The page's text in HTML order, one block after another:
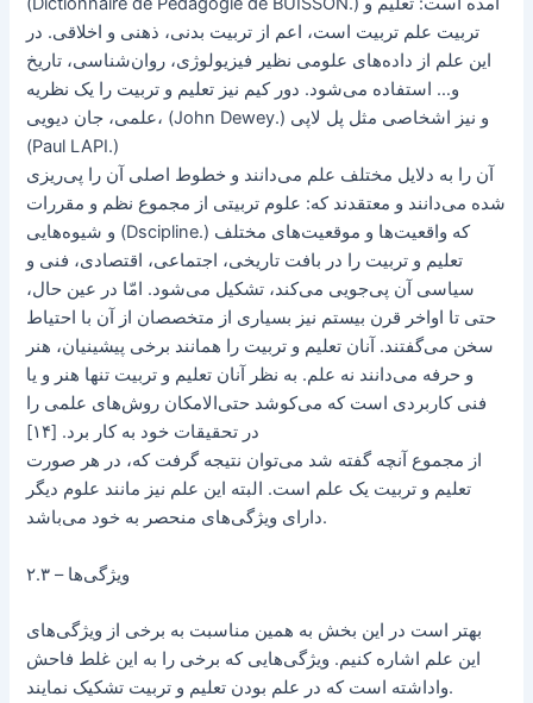
تربیت علم تربیت است، اعم از تربیت بدنی، ذهنی و اخلاقی. در
این علم از داده‌های علومی نظیر فیزیولوژی، روان‌شناسی، تاریخ
و… استفاده می‌شود. دور کیم نیز تعلیم و تربیت را یک نظریه
علمی، جان دیویی، (John Dewey.) و نیز اشخاصی مثل پل لاپی
(Paul LAPI.)
آن را به دلایل مختلف علم می‌دانند و خطوط اصلی آن را پی‌ریزی
شده می‌دانند و معتقدند که: علوم تربیتی از مجموع نظم و مقررات
و شیوه‌هایی (Dscipline.) که واقعیت‌ها و موقعیت‌های مختلف
تعلیم و تربیت را در بافت تاریخی، اجتماعی، اقتصادی، فنی و
سیاسی آن پی‌جویی می‌کند، تشکیل می‌شود. امّا در عین حال،
حتی تا اواخر قرن بیستم نیز بسیاری از متخصصان از آن با احتیاط
سخن می‌گفتند. آنان تعلیم و تربیت را همانند برخی پیشینیان، هنر
و حرفه می‌دانند نه علم. به نظر آنان تعلیم و تربیت تنها هنر و یا
فنی کاربردی است که می‌کوشد حتی‌الامکان روش‌های علمی را
در تحقیقات خود به کار برد. [۱۴]
از مجموع آنچه گفته شد می‌توان نتیجه گرفت که، در هر صورت
تعلیم و تربیت یک علم است. البته این علم نیز مانند علوم دیگر
دارای ویژگی‌های منحصر به خود می‌باشد.
۲.۳ – ویژگی‌ها
بهتر است در این بخش به همین مناسبت به برخی از ویژگی‌های
این علم اشاره کنیم. ویژگی‌هایی که برخی را به این غلط فاحش
واداشته است که در علم بودن تعلیم و تربیت تشکیک نمایند.